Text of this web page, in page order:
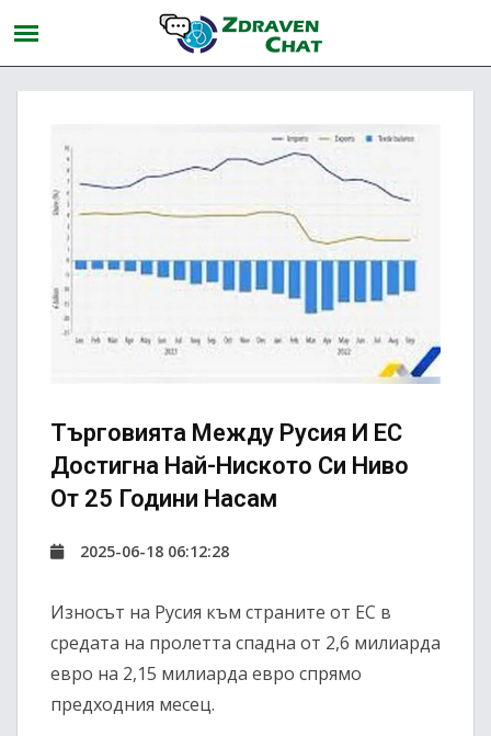
Търговията Между Русия И ЕС
Достигна Най-Ниското Си Ниво
От 25 Години Насам
2025-06-18 06:12:28
Износът на Русия към страните от ЕС в
средата на пролетта спадна от 2,6 милиарда
евро на 2,15 милиарда евро спрямо
предходния месец.